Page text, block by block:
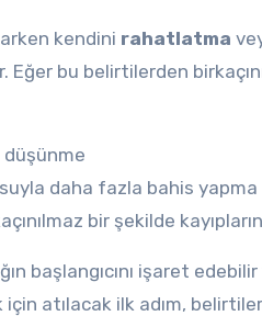
kendini rahatlatma
bu belirtilerden
düşünme
daha fazla bahis yapma
bir şekilde
başlangıcını işaret
atılacak ilk adım,